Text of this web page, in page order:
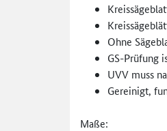
Ohne
GS-Prüfung
UVV muss
Gereinigt,
Maße: